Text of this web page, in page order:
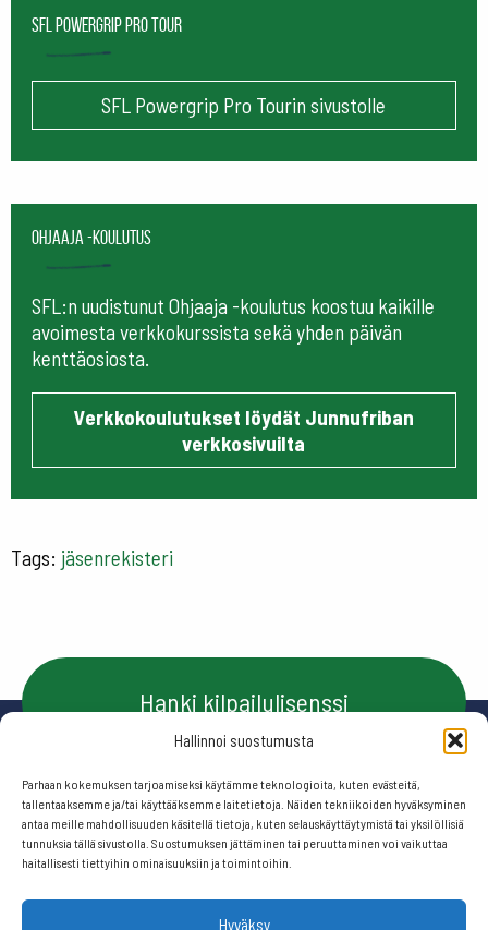
Hallinnoi suostumusta
Parhaan kokemuksen tarjoamiseksi käytämme teknologioita, kuten evästeitä,
tallentaaksemme ja/tai käyttääksemme laitetietoja. Näiden tekniikoiden hyväksyminen
antaa meille mahdollisuuden käsitellä tietoja, kuten selauskäyttäytymistä tai yksilöllisiä
tunnuksia tällä sivustolla. Suostumuksen jättäminen tai peruuttaminen voi vaikuttaa
haitallisesti tiettyihin ominaisuuksiin ja toimintoihin.
Hyväksy
SFL Powergrip Pro Tour
SFL Powergrip Pro Tourin sivustolle
Ohjaaja -koulutus
SFL:n uudistunut Ohjaaja -koulutus koostuu kaikille
avoimesta verkkokurssista sekä yhden päivän
kenttäosiosta.
Verkkokoulutukset löydät Junnufriban
verkkosivuilta
Tags: jäsenrekisteri
Hanki kilpailulisenssi
Ota yhteyttä
Seuraa meitä: